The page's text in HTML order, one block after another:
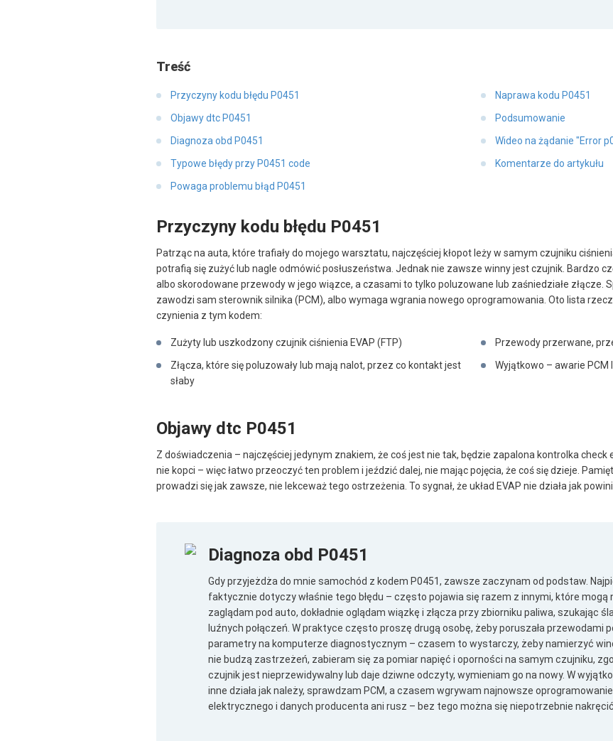
Treść
Przyczyny kodu błędu P0451
Objawy dtc P0451
Diagnoza obd P0451
Typowe błędy przy P0451 code
Powaga problemu błąd P0451
Naprawa kodu P0451
Podsumowanie
Wideo na żądanie "Error
Komentarze do artykułu
Przyczyny kodu błędu P0451
Patrząc na auta, które trafiały do mojego warsztatu, najczęściej kłopot leży w samym czujniku
potrafią się zużyć lub nagle odmówić posłuszeństwa. Jednak nie zawsze winny jest czujnik. Bardzo
albo skorodowane przewody w jego wiązce, a czasami to tylko poluzowane lub zaśniedziałe złącze.
zawodzi sam sterownik silnika (PCM), albo wymaga wgrania nowego oprogramowania. Oto lista
czynienia z tym kodem:
Zużyty lub uszkodzony czujnik ciśnienia EVAP (FTP)
Przewody przerwane,
Złącza, które się poluzowały lub mają nalot, przez co kontakt jest
słaby
Wyjątkowo – awarie
Objawy dtc P0451
Z doświadczenia – najczęściej jedynym znakiem, że coś jest nie tak, będzie zapalona kontrolka check
nie kopci – więc łatwo przeoczyć ten problem i jeździć dalej, nie mając pojęcia, że coś się dzieje.
prowadzi się jak zawsze, nie lekceważ tego ostrzeżenia. To sygnał, że układ EVAP nie działa jak
Diagnoza obd P0451
Gdy przyjeżdża do mnie samochód z kodem P0451, zawsze zaczynam od podstaw.
faktycznie dotyczy właśnie tego błędu – często pojawia się razem z innymi, które
zaglądam pod auto, dokładnie oglądam wiązkę i złącza przy zbiorniku paliwa, szukając
luźnych połączeń. W praktyce często proszę drugą osobę, żeby poruszała przewodami
parametry na komputerze diagnostycznym – czasem to wystarczy, żeby namierzyć
nie budzą zastrzeżeń, zabieram się za pomiar napięć i oporności na samym czujniku,
czujnik jest nieprzewidywalny lub daje dziwne odczyty, wymieniam go na nowy. W
inne działa jak należy, sprawdzam PCM, a czasem wgrywam najnowsze
elektrycznego i danych producenta ani rusz – bez tego można się niepotrzebnie nakręcić